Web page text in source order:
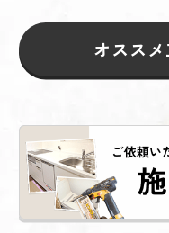
オスス